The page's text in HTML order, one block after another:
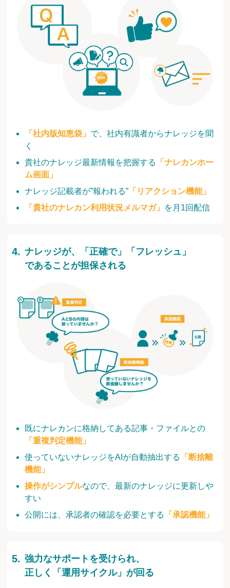
「社内版知恵袋」 で、社内有識者からナレッジを聞
く
貴社のナレッジ最新情報を把握する
「ナレカンホー
ム画面」
ナレッジ記載者が”報われる” 「リアクション機能」
「貴社のナレカン利用状況メルマガ」 を月1回配信
既にナレカンに格納してある記事・ファイルとの
「重複判定機能」
使っていないナレッジをAIが自動抽出する
「断捨離
機能」
操作がシンプルなので、最新のナレッジに更新しや
すい
公開には、承認者の確認を必要とする
「承認機能」
ナレッジが、「正確で」「フレッシュ」
であることが担保される
強力なサポートを受けられ、
正しく「運用サイクル」が回る